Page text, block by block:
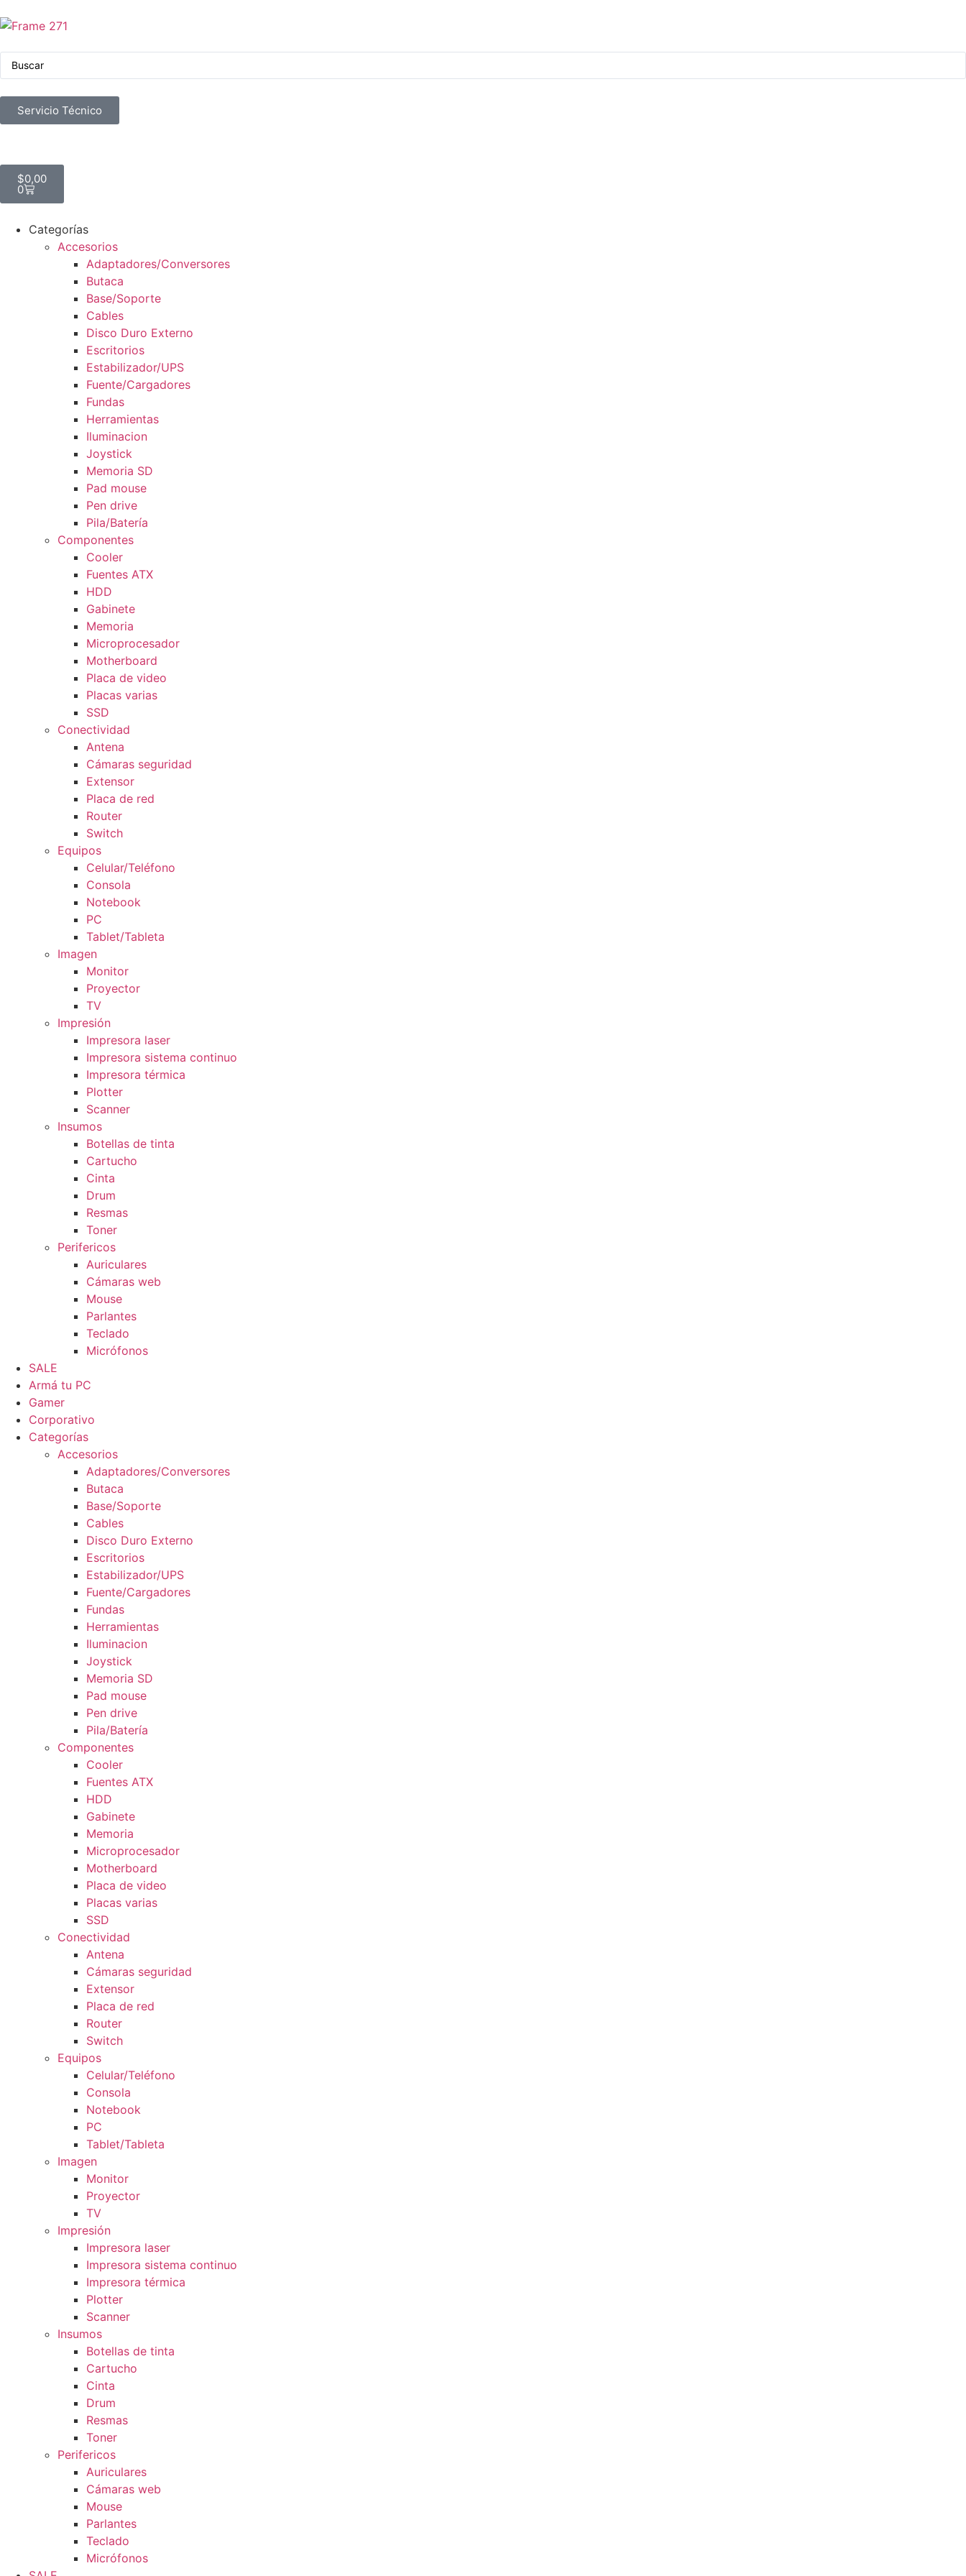
Servicio Técnico
$0,00
0
Categorías
Accesorios
Adaptadores/Conversores
Butaca
Base/Soporte
Cables
Disco Duro Externo
Escritorios
Estabilizador/UPS
Fuente/Cargadores
Fundas
Herramientas
Iluminacion
Joystick
Memoria SD
Pad mouse
Pen drive
Pila/Batería
Componentes
Cooler
Fuentes ATX
HDD
Gabinete
Memoria
Microprocesador
Motherboard
Placa de video
Placas varias
SSD
Conectividad
Antena
Cámaras seguridad
Extensor
Placa de red
Router
Switch
Equipos
Celular/Teléfono
Consola
Notebook
PC
Tablet/Tableta
Imagen
Monitor
Proyector
TV
Impresión
Impresora laser
Impresora sistema continuo
Impresora térmica
Plotter
Scanner
Insumos
Botellas de tinta
Cartucho
Cinta
Drum
Resmas
Toner
Perifericos
Auriculares
Cámaras web
Mouse
Parlantes
Teclado
Micrófonos
SALE
Armá tu PC
Gamer
Corporativo
Categorías
Accesorios
Adaptadores/Conversores
Butaca
Base/Soporte
Cables
Disco Duro Externo
Escritorios
Estabilizador/UPS
Fuente/Cargadores
Fundas
Herramientas
Iluminacion
Joystick
Memoria SD
Pad mouse
Pen drive
Pila/Batería
Componentes
Cooler
Fuentes ATX
HDD
Gabinete
Memoria
Microprocesador
Motherboard
Placa de video
Placas varias
SSD
Conectividad
Antena
Cámaras seguridad
Extensor
Placa de red
Router
Switch
Equipos
Celular/Teléfono
Consola
Notebook
PC
Tablet/Tableta
Imagen
Monitor
Proyector
TV
Impresión
Impresora laser
Impresora sistema continuo
Impresora térmica
Plotter
Scanner
Insumos
Botellas de tinta
Cartucho
Cinta
Drum
Resmas
Toner
Perifericos
Auriculares
Cámaras web
Mouse
Parlantes
Teclado
Micrófonos